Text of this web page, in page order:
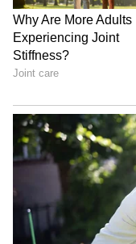
ಕರ್ನಾಟಕ, ಭಾರತ (
ಕ್ಷಣಕ್ಷಣದ ಕನ್ನಡ
ಅಪ್ಡೇಟ್‌ಗಳಿಗಾಗಿ